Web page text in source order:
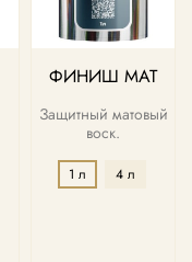
ФИНИШ МАТ
Защитный матовый
воск.
1 л 4 л